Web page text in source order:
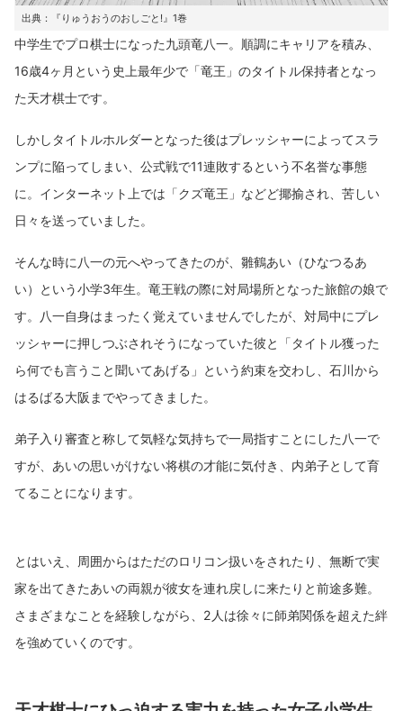
出典：『りゅうおうのおしごと!』1巻
中学生でプロ棋士になった九頭竜八一。順調にキャリアを積み、
16歳4ヶ月という史上最年少で「竜王」のタイトル保持者となっ
た天才棋士です。
しかしタイトルホルダーとなった後はプレッシャーによってスラ
ンプに陥ってしまい、公式戦で11連敗するという不名誉な事態
に。インターネット上では「クズ竜王」などど揶揄され、苦しい
日々を送っていました。
そんな時に八一の元へやってきたのが、雛鶴あい（ひなつるあ
い）という小学3年生。竜王戦の際に対局場所となった旅館の娘で
す。八一自身はまったく覚えていませんでしたが、対局中にプレ
ッシャーに押しつぶされそうになっていた彼と「タイトル獲った
ら何でも言うこと聞いてあげる」という約束を交わし、石川から
はるばる大阪までやってきました。
弟子入り審査と称して気軽な気持ちで一局指すことにした八一で
すが、あいの思いがけない将棋の才能に気付き、内弟子として育
てることになります。
とはいえ、周囲からはただのロリコン扱いをされたり、無断で実
家を出てきたあいの両親が彼女を連れ戻しに来たりと前途多難。
さまざまなことを経験しながら、2人は徐々に師弟関係を超えた絆
を強めていくのです。